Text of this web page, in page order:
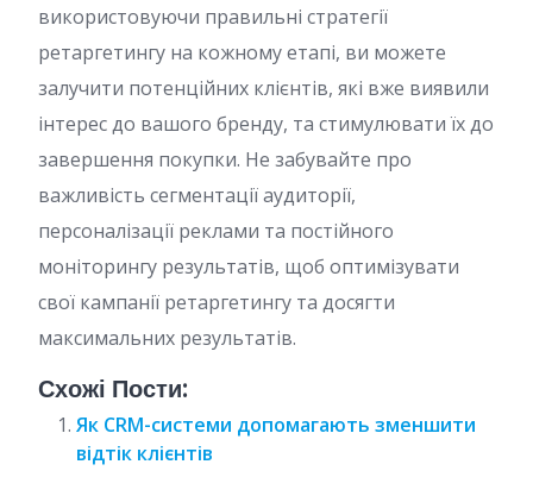
використовуючи правильні стратегії
ретаргетингу на кожному етапі, ви можете
залучити потенційних клієнтів, які вже виявили
інтерес до вашого бренду, та стимулювати їх до
завершення покупки. Не забувайте про
важливість сегментації аудиторії,
персоналізації реклами та постійного
моніторингу результатів, щоб оптимізувати
свої кампанії ретаргетингу та досягти
максимальних результатів.
Схожі Пости:
Як CRM-системи допомагають зменшити
відтік клієнтів